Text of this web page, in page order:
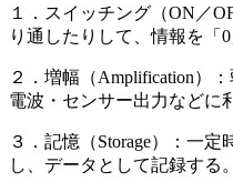
１．スイッチング（ON／
り通したりして、情報を「
２．増幅（Amplification）
電波・センサー出力などに
３．記憶（Storage）：一
し、データとして記録する。